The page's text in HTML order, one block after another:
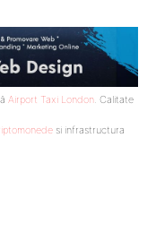
Airport Taxi London. Calitate
si infrastructura